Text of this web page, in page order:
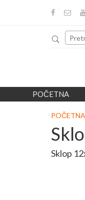
POČETNA
POČETNA
Sklop